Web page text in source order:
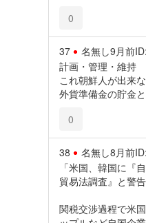
0
37 名無し9月前
計画・管理・維持
これ朝鮮人が出来
外貨準備金の貯金
0
38 名無し8月前
「米国、韓国に『
貿易法調査』と警
関税交渉過程で米